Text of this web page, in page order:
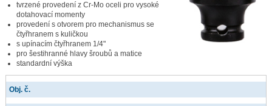
tvrzené provedení z Cr-Mo oceli pro vysoké
dotahovací momenty
provedení s otvorem pro mechanismus se
čtyřhranem s kuličkou
s upínacím čtyřhranem 1/4"
pro šestihranné hlavy šroubů a matice
standardní výška
Obj. č.